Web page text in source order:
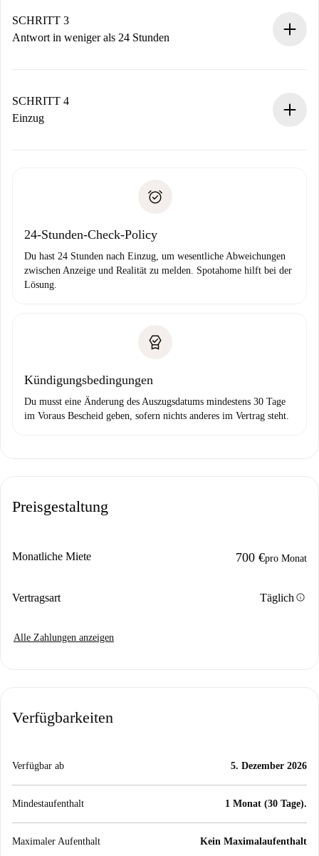
Denk daran, dass wir dich erst belasten, wenn der
Vermieter zustimmt.
SCHRITT 3
Antwort in weniger als 24 Stunden
stellen den Kontakt her.
Wenn der Vermieter ablehnen muss, entstehen keine
SCHRITT 4
Einzug
24-Stunden-Check-Policy
Du hast 24 Stunden nach Einzug, um wesentliche Abweichungen
zwischen Anzeige und Realität zu melden. Spotahome hilft bei der
Lösung.
Kündigungsbedingungen
Du musst eine Änderung des Auszugsdatums mindestens 30 Tage
im Voraus Bescheid geben, sofern nichts anderes im Vertrag steht.
Preisgestaltung
Monatliche Miete 700 €pro Monat
Vertragsart Täglich info
Alle Zahlungen anzeigen
Verfügbarkeiten
Verfügbar ab 5. Dezember 2026
Mindestaufenthalt 1 Monat (30 Tage).
Maximaler Aufenthalt Kein Maximalaufenthalt